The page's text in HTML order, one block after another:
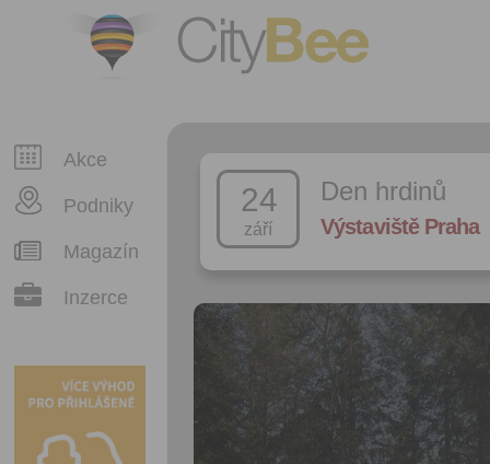
CityBee
Akce
Podniky
Magazín
Inzerce
24
září
Den hrdinů
Výstaviště Praha